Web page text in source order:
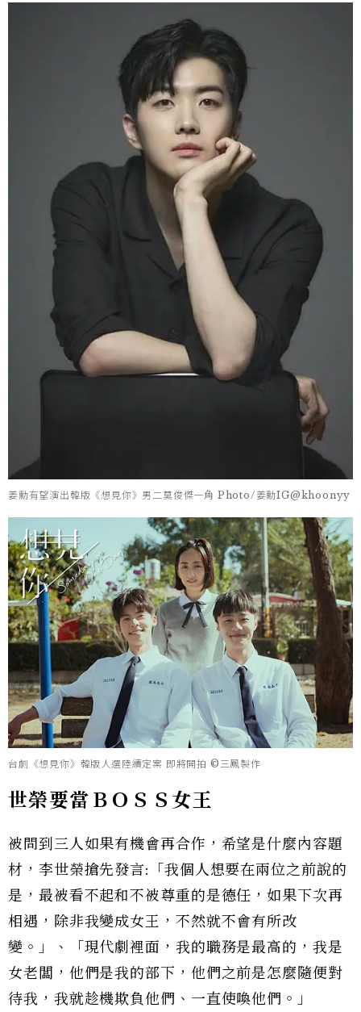
姜勳有望演出韓版《想見你》男二莫俊傑一角 Photo/姜勳IG@khoonyy
台劇《想見你》韓版人選陸續定案 即將開拍 ©三鳳製作
世榮要當ＢＯＳＳ女王
被問到三人如果有機會再合作，希望是什麼內容題
材，李世榮搶先發言:「我個人想要在兩位之前說的
是，最被看不起和不被尊重的是德任，如果下次再
相遇，除非我變成女王，不然就不會有所改
變。」、「現代劇裡面，我的職務是最高的，我是
女老闆，他們是我的部下，他們之前是怎麼隨便對
待我，我就趁機欺負他們、一直使喚他們。」